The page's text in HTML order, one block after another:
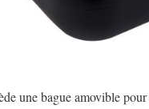
une bague amoviblepour